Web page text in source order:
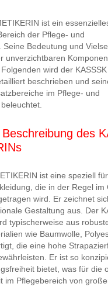
ist ein
der Pflege- und
Bedeutung und
unverzichtbaren
wird der KASSSK
beschrieben und
im Pflege- und
des
ist eine speziell
die in der Regel im
wird. Er zeichnet
Gestaltung aus. Der
typischerweise aus
wie Baumwolle,
die eine hohe
Er ist so
bietet, was für die
im Pflegebereich von